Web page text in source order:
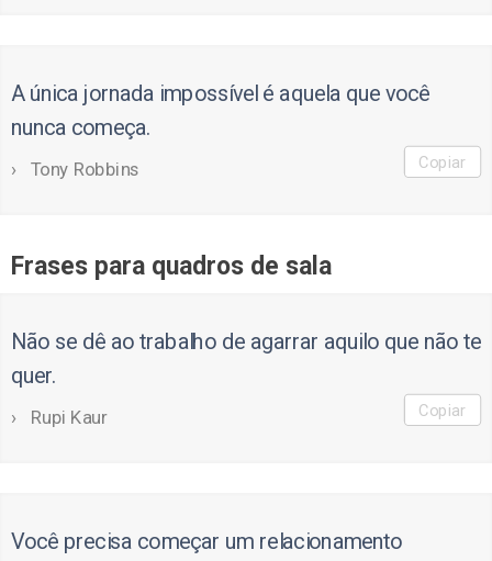
A única jornada impossível é aquela que você
nunca começa.
Tony Robbins Copiar
Frases para quadros de sala
Não se dê ao trabalho de agarrar aquilo que não te
quer.
Rupi Kaur Copiar
Você precisa começar um relacionamento